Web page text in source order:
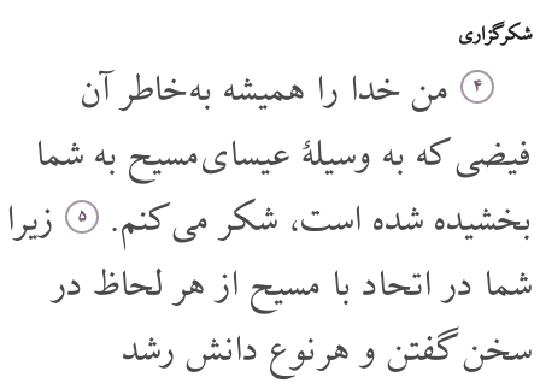
شکرگزاری
۴ من خدا را همیشه به خاطر آن
فیضی که به وسیلۀ عیسای مسیح به شما
بخشیده شده است، شکر می کنم.
۵ زیرا
شما در اتحاد با مسیح از هر لحاظ در
سخن گفتن و هر نوع دانش رشد